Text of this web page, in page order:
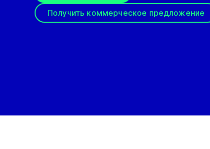
Получить коммерческое предложение